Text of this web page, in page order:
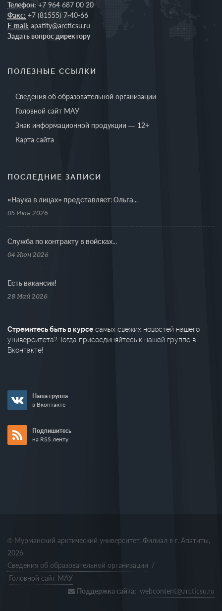
Телефон: +7 964 687 00 20
Факс: +7 (81555) 7-40-66
E-mail: apatity@arcticsu.ru
Задать вопрос директору
ПОЛЕЗНЫЕ ССЫЛКИ
Сведения об образовательной организации
Головной сайт МАУ
Знак информационной продукции — 12+
Карта сайта
ПОСЛЕДНИЕ ЗАПИСИ
«Наука в лицах» представляет: Ольга...
05 Июн 2026
Cлужба по контракту в войсках...
04 Июн 2026
Есть вакансия!
28 Май 2026
Стремитесь быть в курсе самых свежих новостей нашего
университета? Тогда присоединяйтесь к нашей группе в
Вконтакте!
Наша группа
в Вконтакте
Подпишитесь
на RSS ленту
© Мурманский арктический университет. Филиал в г. Апатиты,
2026
Сведения об образовательной организации /
Головной сайт МАУ
Поддержка сайта: webcontent@arcticsu.ru